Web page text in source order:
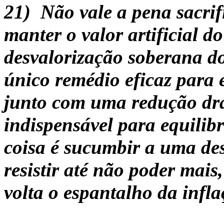
21) Não vale a pena
manter o valor artificial
desvalorização soberana
único remédio eficaz para
junto com uma redução
indispensável para
coisa é sucumbir a uma
resistir até não poder
volta o espantalho da